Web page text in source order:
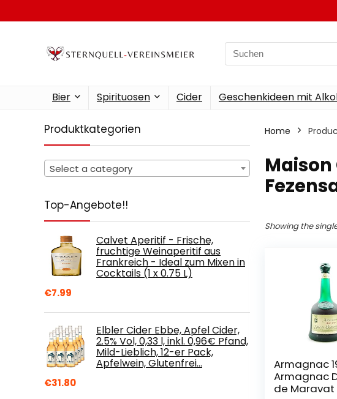
Search
for:
Bier Spirituosen Cider Geschenkideen mit
Produktkategorien
Select a category
Top-Angebote!!
Calvet Aperitif - Frische,
fruchtige Weinaperitif aus
Frankreich - Ideal zum Mixen in
Cocktails (1 x 0.75 L)
€7.99
Elbler Cider Ebbe, Apfel Cider,
2.5% Vol, 0,33 l, inkl. 0,96€ Pfand,
Mild-Lieblich, 12-er Pack,
Apfelwein, Glutenfrei…
€31.80
Home
‎Maison
Showing the
Armagnac
Armagnac
de Maravat